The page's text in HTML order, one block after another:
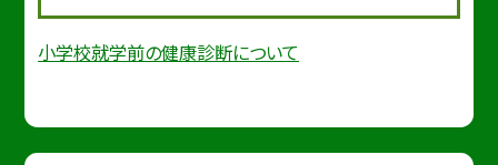
小学校就学前の健康診断について